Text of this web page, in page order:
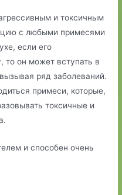
и токсичным
с любыми примесями
если его
то он может вступать в
ряд заболеваний.
примеси, которые,
токсичные и
и способен очень